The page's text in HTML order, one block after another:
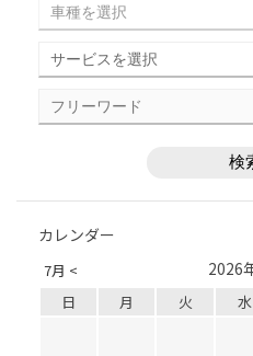
カレンダー
7月 < 2026
日 月 火 水